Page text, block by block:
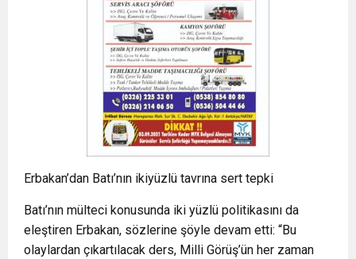
Erbakan’dan Batı’nın ikiyüzlü tavrına sert tepki
Batı’nın mülteci konusunda iki yüzlü politikasını da
eleştiren Erbakan, sözlerine şöyle devam etti: “Bu
olaylardan çıkartılacak ders, Milli Görüş’ün her zaman